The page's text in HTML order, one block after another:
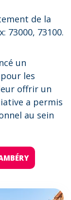
de la
73000, 73100.
un
les
offrir un
a permis
au sein